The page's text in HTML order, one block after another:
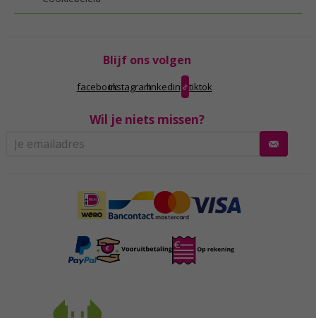
Blijf ons volgen
facebookinstagramlinkedin tiktok
Wil je niets missen?